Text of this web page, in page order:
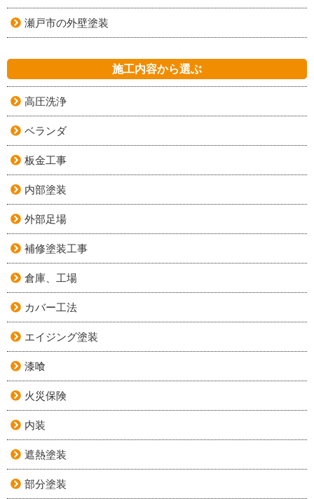
瀬戸市の外壁塗装
施工内容から選ぶ
高圧洗浄
ベランダ
板金工事
内部塗装
外部足場
補修塗装工事
倉庫、工場
カバー工法
エイジング塗装
漆喰
火災保険
内装
遮熱塗装
部分塗装